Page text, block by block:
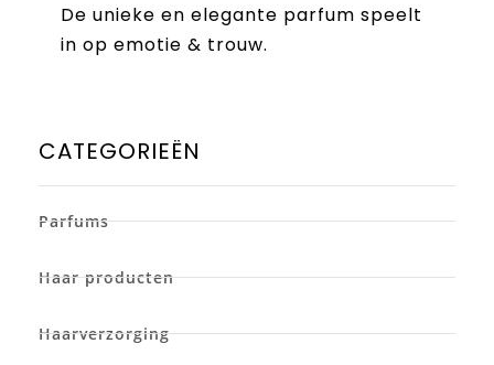
De unieke en elegante parfum speelt
in op emotie & trouw.
CATEGORIEËN
Parfums
Haar producten
Haarverzorging